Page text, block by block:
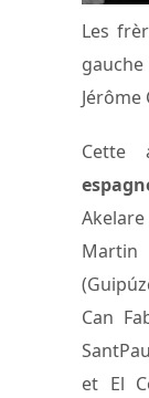
Les
Jérôme
Cette
Martin
Can
et El